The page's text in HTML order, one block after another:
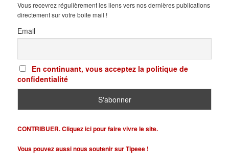
Vous recevrez régulièrement les liens vers nos dernières publications
directement sur votre boite mail !
Email
En continuant, vous acceptez la politique de
confidentialité
CONTRIBUER. Cliquez ici pour faire vivre le site.
Vous pouvez aussi nous soutenir sur Tipeee !